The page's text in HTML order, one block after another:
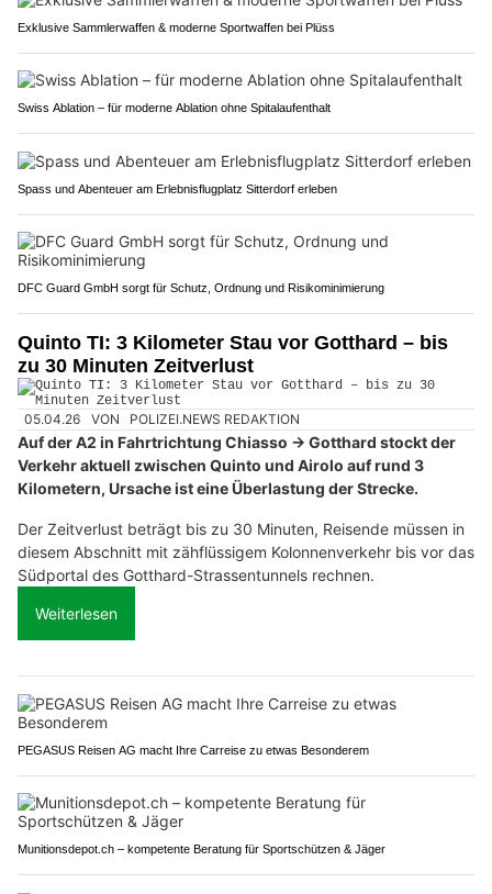
Exklusive Sammlerwaffen & moderne Sportwaffen bei Plüss
Swiss Ablation – für moderne Ablation ohne Spitalaufenthalt
Spass und Abenteuer am Erlebnisflugplatz Sitterdorf erleben
DFC Guard GmbH sorgt für Schutz, Ordnung und Risikominimierung
Quinto TI: 3 Kilometer Stau vor Gotthard – bis
zu 30 Minuten Zeitverlust
05.04.26 VON POLIZEI.NEWS REDAKTION
Auf der A2 in Fahrtrichtung Chiasso → Gotthard stockt der
Verkehr aktuell zwischen Quinto und Airolo auf rund 3
Kilometern, Ursache ist eine Überlastung der Strecke.
Der Zeitverlust beträgt bis zu 30 Minuten, Reisende müssen in
diesem Abschnitt mit zähflüssigem Kolonnenverkehr bis vor das
Südportal des Gotthard-Strassentunnels rechnen.
Weiterlesen
PEGASUS Reisen AG macht Ihre Carreise zu etwas Besonderem
Munitionsdepot.ch – kompetente Beratung für Sportschützen & Jäger